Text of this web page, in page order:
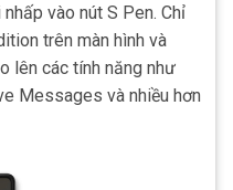
vào nút S Pen. Chỉ
trên màn hình và
lên các tính năng như
Messages và nhiều hơn